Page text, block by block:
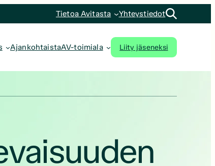
Tietoa Avitasta Yhteystiedot
AjankohtaistaAV-toimiala Liity jäseneksi